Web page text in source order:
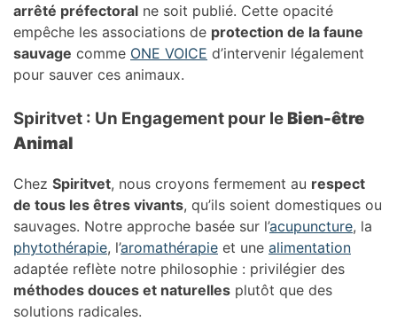
arrêté préfectoral ne soit publié. Cette opacité
empêche les associations de protection de la faune
sauvage comme ONE VOICE d’intervenir légalement
pour sauver ces animaux.
Spiritvet : Un Engagement pour le Bien-être
Animal
Chez Spiritvet, nous croyons fermement au respect
de tous les êtres vivants, qu’ils soient domestiques ou
sauvages. Notre approche basée sur l’acupuncture, la
phytothérapie, l’aromathérapie et une alimentation
adaptée reflète notre philosophie : privilégier des
méthodes douces et naturelles plutôt que des
solutions radicales.